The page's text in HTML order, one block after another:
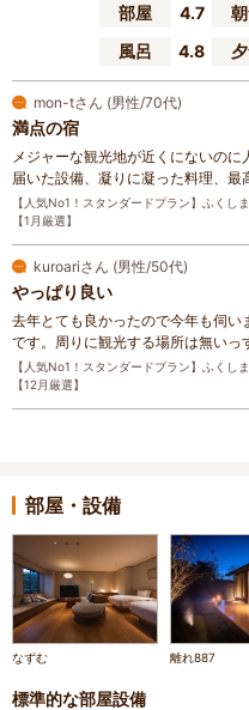
部屋
4.7
風呂
4.8
mon-tさん (男性/70代)
満点の宿
メジャーな観光地が近くにないの
届いた設備、凝りに凝った料理、
【人気No1！スタンダードプラン】ふくし
【1月厳選】
kuroariさん (男性/50代)
やっぱり良い
去年とても良かったので今年も伺
です。周りに観光する場所は無い
【人気No1！スタンダードプラン】ふくし
【12月厳選】
部屋・設備
なずむ 離れ887
標準的な部屋設備